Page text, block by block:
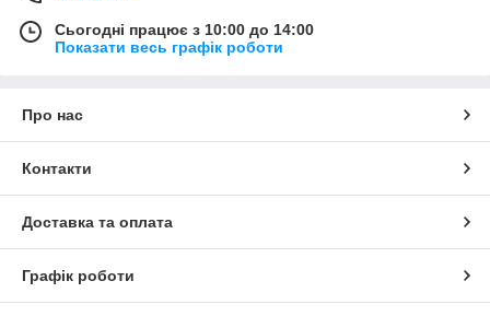
Сьогодні працює з 10:00 до 14:00
Показати весь графік роботи
Про нас
Контакти
Доставка та оплата
Графік роботи